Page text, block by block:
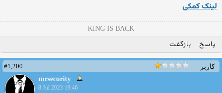
لینک کمکی
KING IS BACK
پاسخ بازگفت
کاربر
#1,200
mrsecurity
8 Jul 2023 19:46